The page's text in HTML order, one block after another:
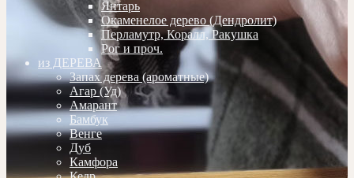
Янтарь
Окаменелое дерево (Дендролит)
Перламутр, Коралл, Ракушка
Рог и проч.
из ДЕРЕВА
Запах дерева (ароматные)
Агар (Уд)
Амарант
Бамбук
Венге
Дуб
Камфора